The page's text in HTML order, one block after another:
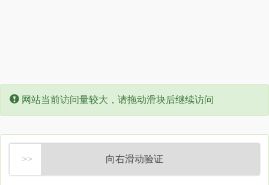
Error:
网站当前访问量较大，请拖动滑块后继续访问
向右滑动验证